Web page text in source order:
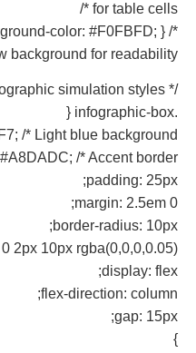
for table cells */
color: #F0FBFD; } /*
background for readability */
/* Infographic simulation styles */
.infographic-box {
/* Light blue background */
/* Accent border */
padding: 25px;
margin: 2.5em 0;
border-radius: 10px;
2px 10px rgba(0,0,0,0.05);
display: flex;
flex-direction: column;
gap: 15px;
}